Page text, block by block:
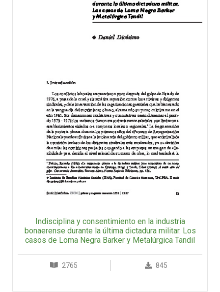
Indisciplina y consentimiento en la industria
bonaerense durante la última dictadura militar. Los
casos de Loma Negra Barker y Metalúrgica Tandil
2765 845